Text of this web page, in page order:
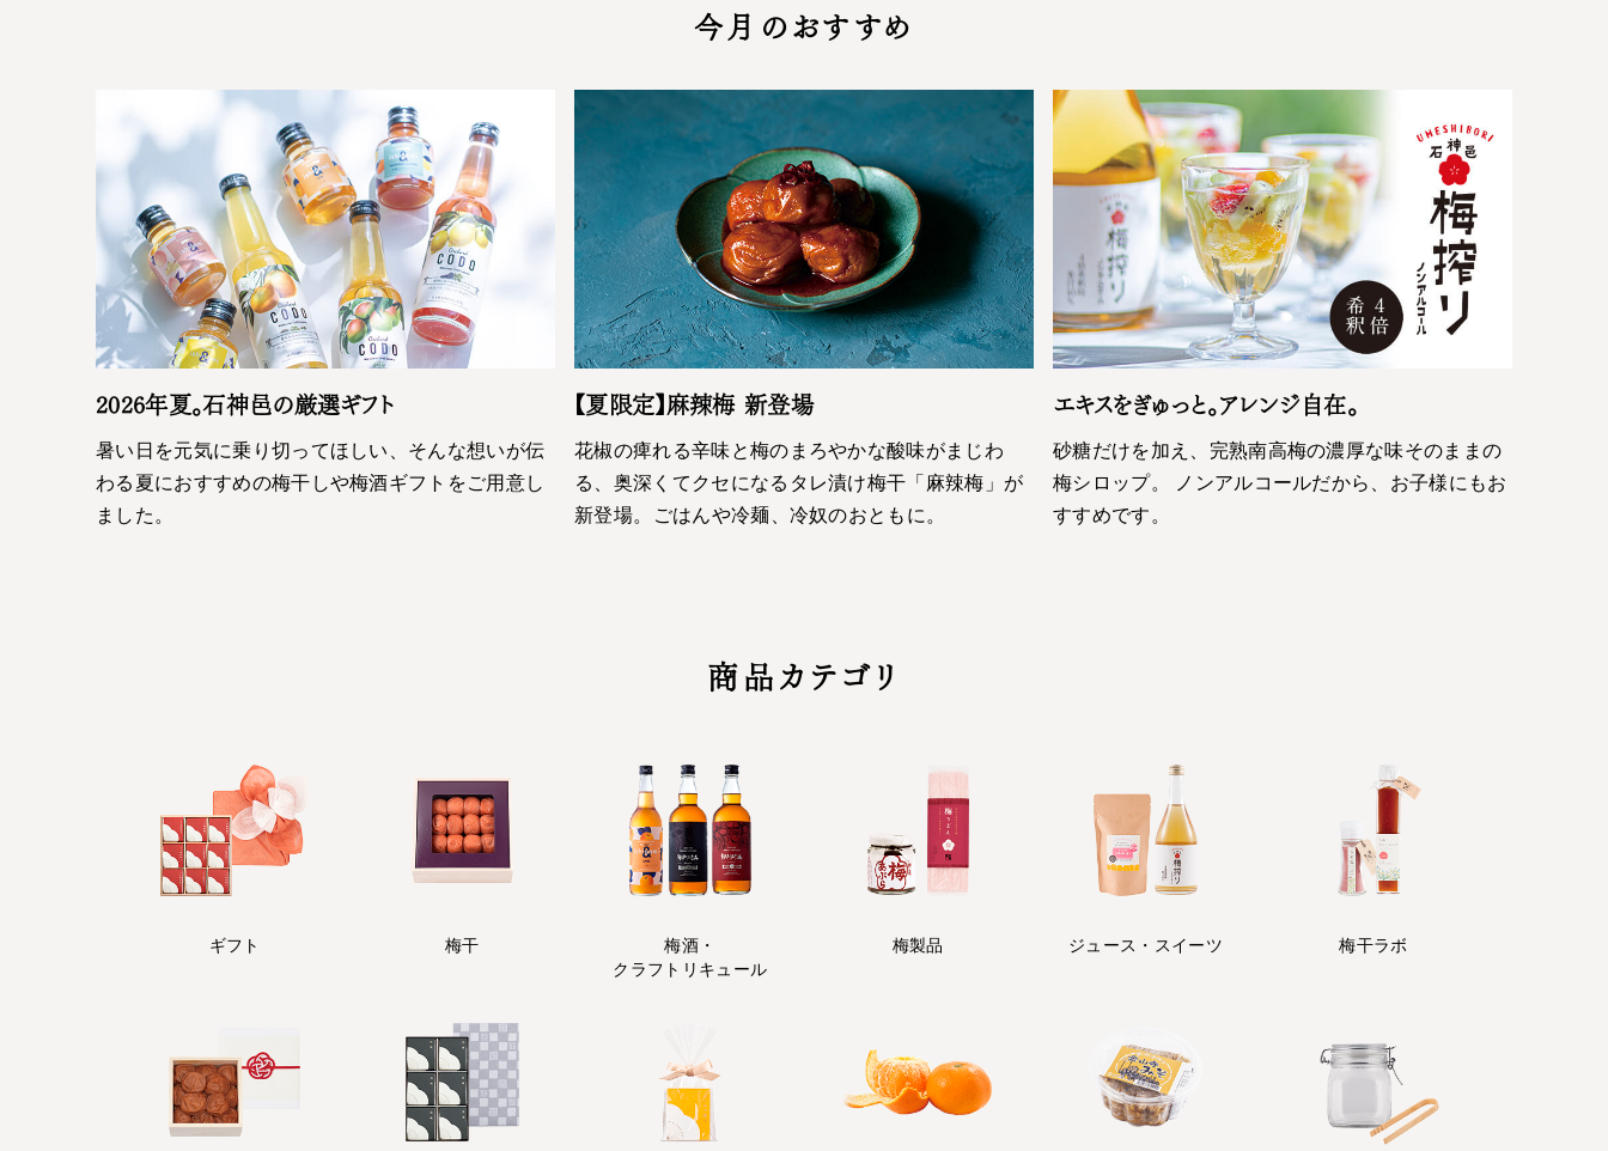
今月のおすすめ
2026年夏。石神邑の厳選ギフト
暑い日を元気に乗り切ってほしい、そんな想いが伝
わる夏におすすめの梅干しや梅酒ギフトをご用意し
ました。
【夏限定】麻辣梅 新登場
花椒の痺れる辛味と梅のまろやかな酸味がまじわ
る、奥深くてクセになるタレ漬け梅干「麻辣梅」が
新登場。ごはんや冷麺、冷奴のおともに。
エキスをぎゅっと。アレンジ自在。
砂糖だけを加え、完熟南高梅の濃厚な味そのままの
梅シロップ。 ノンアルコールだから、お子様にもお
すすめです。
商品カテゴリ
ギフト 梅干
梅酒・
クラフトリキュール
梅製品 ジュース・ スイーツ 梅干ラボ